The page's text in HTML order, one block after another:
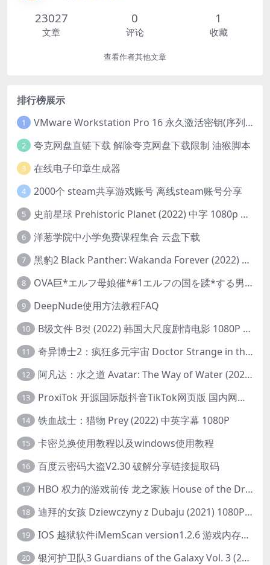
23027
文章
0
评论
1
收藏
查看作者其他文章
排行榜展示
1 VMware Workstation Pro 16 永久激活密钥(序列号)
2 夸克网盘直链下载 解除夸克网盘下载限制 油猴脚本
3 在线电子印章生成器
4 2000个 steam共享游戏账号 离线steam账号分享
5 史前星球 Prehistoric Planet (2022) 中字 1080p 高清 阿里云盘 2022.5.27已更新全集
6 洋葱学院中小学免费课程集合 云盘下载
7 黑豹2 Black Panther: Wakanda Forever (2022) 高清版
8 OVA巨*エルフ母娘催*#1エルフの国を蹂*する男。汚された女王と姫
9 DeepNude使用方法教程FAQ
10 B级文件 B컷 (2022) 韩国大尺度剧情电影 1080P 中字
11 奇异博士2：疯狂多元宇宙 Doctor Strange in the Multiverse of Madness (2022) 高清版1080p
12 阿凡达：水之道 Avatar: The Way of Water (2022) 1080p 2k 4k 中文字幕
13 ProxiTok 开源国际版抖音TikTok网页版 国内网络直连
14 铁血战士：猎物 Prey (2022) 中英字幕 1080P
15 卡密兑换使用教程以及windows使用教程
16 百度云密码大盗V2.30 破解分享链接提取码
17 HBO 权力的游戏前传 龙之家族 House of the Dragon (2022) 中字 1080P 更新4集
18 迪拜的女孩 Dziewczyny z Dubaju (2021) 1080P 中字
19 IOS 越狱软件iMemScan version1.2.6 游戏内存修改器
20 银河护卫队3 Guardians of the Galaxy Vol. 3 (2023)4K高清资源1080p只分享精品